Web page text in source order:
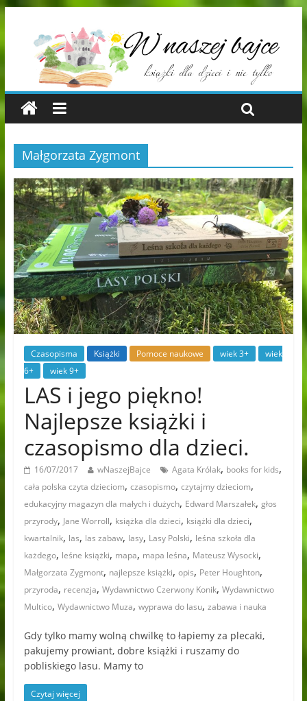
Małgorzata Zygmont
Czasopisma Książki Pomoce naukowe wiek 3+
wiek
6+
wiek 9+
LAS i jego piękno!
Najlepsze książki i
czasopismo dla dzieci.
16/07/2017 wNaszejBajce Agata Królak, books for kids,
cała polska czyta dzieciom, czasopismo, czytajmy dzieciom,
edukacyjny magazyn dla małych i dużych, Edward Marszałek, głos
przyrody, Jane Worroll, książka dla dzieci, książki dla dzieci,
kwartalnik, las, las zabaw, lasy, Lasy Polski, leśna szkoła dla
każdego, leśne książki, mapa, mapa leśna, Mateusz Wysocki,
Małgorzata Zygmont, najlepsze książki, opis, Peter Houghton,
przyroda, recenzja, Wydawnictwo Czerwony Konik, Wydawnictwo
Multico, Wydawnictwo Muza, wyprawa do lasu, zabawa i nauka
Gdy tylko mamy wolną chwilkę to łapiemy za plecaki,
pakujemy prowiant, dobre książki i ruszamy do
pobliskiego lasu. Mamy to
Czytaj więcej